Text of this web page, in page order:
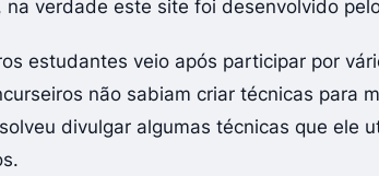
verdade este site foi desenvolvido
estudantes veio após participar por
não sabiam criar técnicas para
divulgar algumas técnicas que ele